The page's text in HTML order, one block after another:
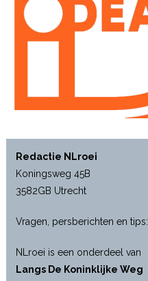
Redactie NLroei
Koningsweg 45B
3582GB Utrecht
Vragen, persberichten en tips:
NLroei is een onderdeel van
Langs De Koninklijke Weg